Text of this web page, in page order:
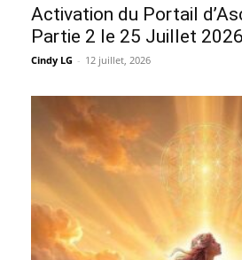
Activation du Portail
Partie 2 le 25 Juillet
Cindy LG - 12 juillet, 2026